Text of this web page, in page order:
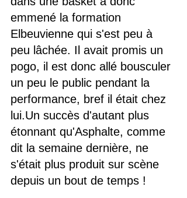
emmené la formation
Elbeuvienne qui s'est peu à
peu lâchée. Il avait promis un
pogo, il est donc allé bousculer
un peu le public pendant la
performance, bref il était chez
lui.Un succès d'autant plus
étonnant qu'Asphalte, comme
dit la semaine dernière, ne
s'était plus produit sur scène
depuis un bout de temps !